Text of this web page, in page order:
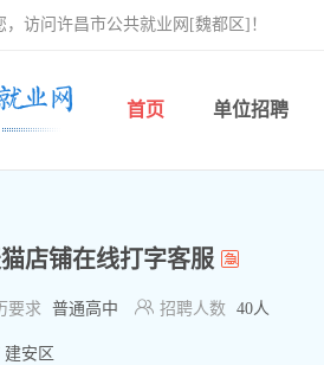
，访问许昌市公共就业网[魏都区]！
首页 单位招聘
店铺在线打字客服
要求 普通高中  招聘人数 40人
安区